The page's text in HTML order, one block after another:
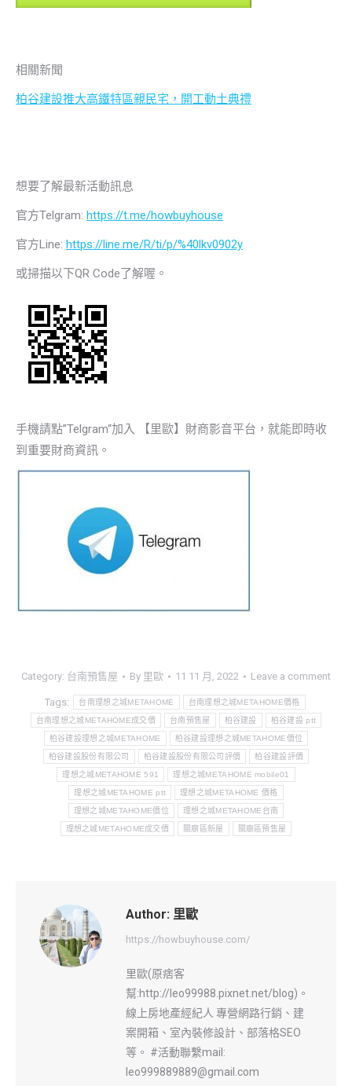
相關新聞
柏谷建設推大高鐵特區親民宅，開工動土典禮
想要了解最新活動訊息
官方Telgram: https://t.me/howbuyhouse
官方Line: https://line.me/R/ti/p/%40lkv0902y
或掃描以下QR Code了解喔。
手機請點”Telgram“加入 【里歐】財商影音平台，就能即時收
到重要財商資訊。
Category: 台南預售屋 By 里歐 11 11 月, 2022 Leave a comment
Tags: 台南理想之城METAHOME 台南理想之城METAHOME價格
台南理想之城METAHOME成交價 台南預售屋 柏谷建設 柏谷建設 ptt
柏谷建設理想之城METAHOME 柏谷建設理想之城METAHOME價位
柏谷建設股份有限公司 柏谷建設股份有限公司評價 柏谷建設評價
理想之城METAHOME 591 理想之城METAHOME mobile01
理想之城METAHOME ptt 理想之城METAHOME 價格
理想之城METAHOME價位 理想之城METAHOME台南
理想之城METAHOME成交價 關廟區新屋 關廟區預售屋
Author: 里歐
https://howbuyhouse.com/
里歐(原痞客
幫:http://leo99988.pixnet.net/blog)。
線上房地產經紀人 專營網路行銷、建
案開箱、室內裝修設計、部落格SEO
等。 #活動聯繫mail:
leo999889889@gmail.com